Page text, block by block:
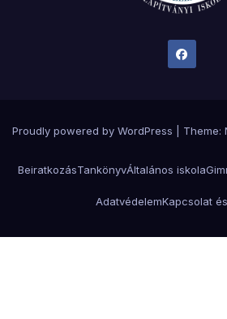
Proudly powered by WordPress Theme:
BeiratkozásTankönyvÁltalános iskola
AdatvédelemKapcsolat